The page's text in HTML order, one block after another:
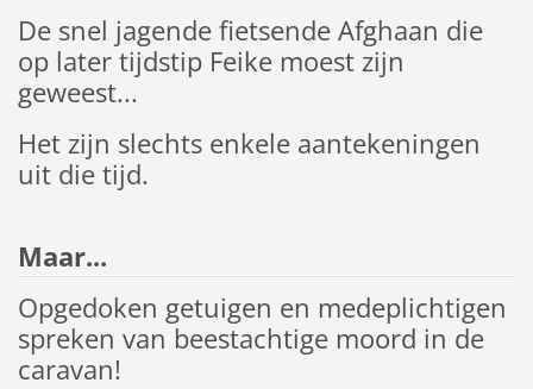
De snel jagende fietsende Afghaan die
op later tijdstip Feike moest zijn
geweest...
Het zijn slechts enkele aantekeningen
uit die tijd.
Maar...
Opgedoken getuigen en medeplichtigen
spreken van beestachtige moord in de
caravan!